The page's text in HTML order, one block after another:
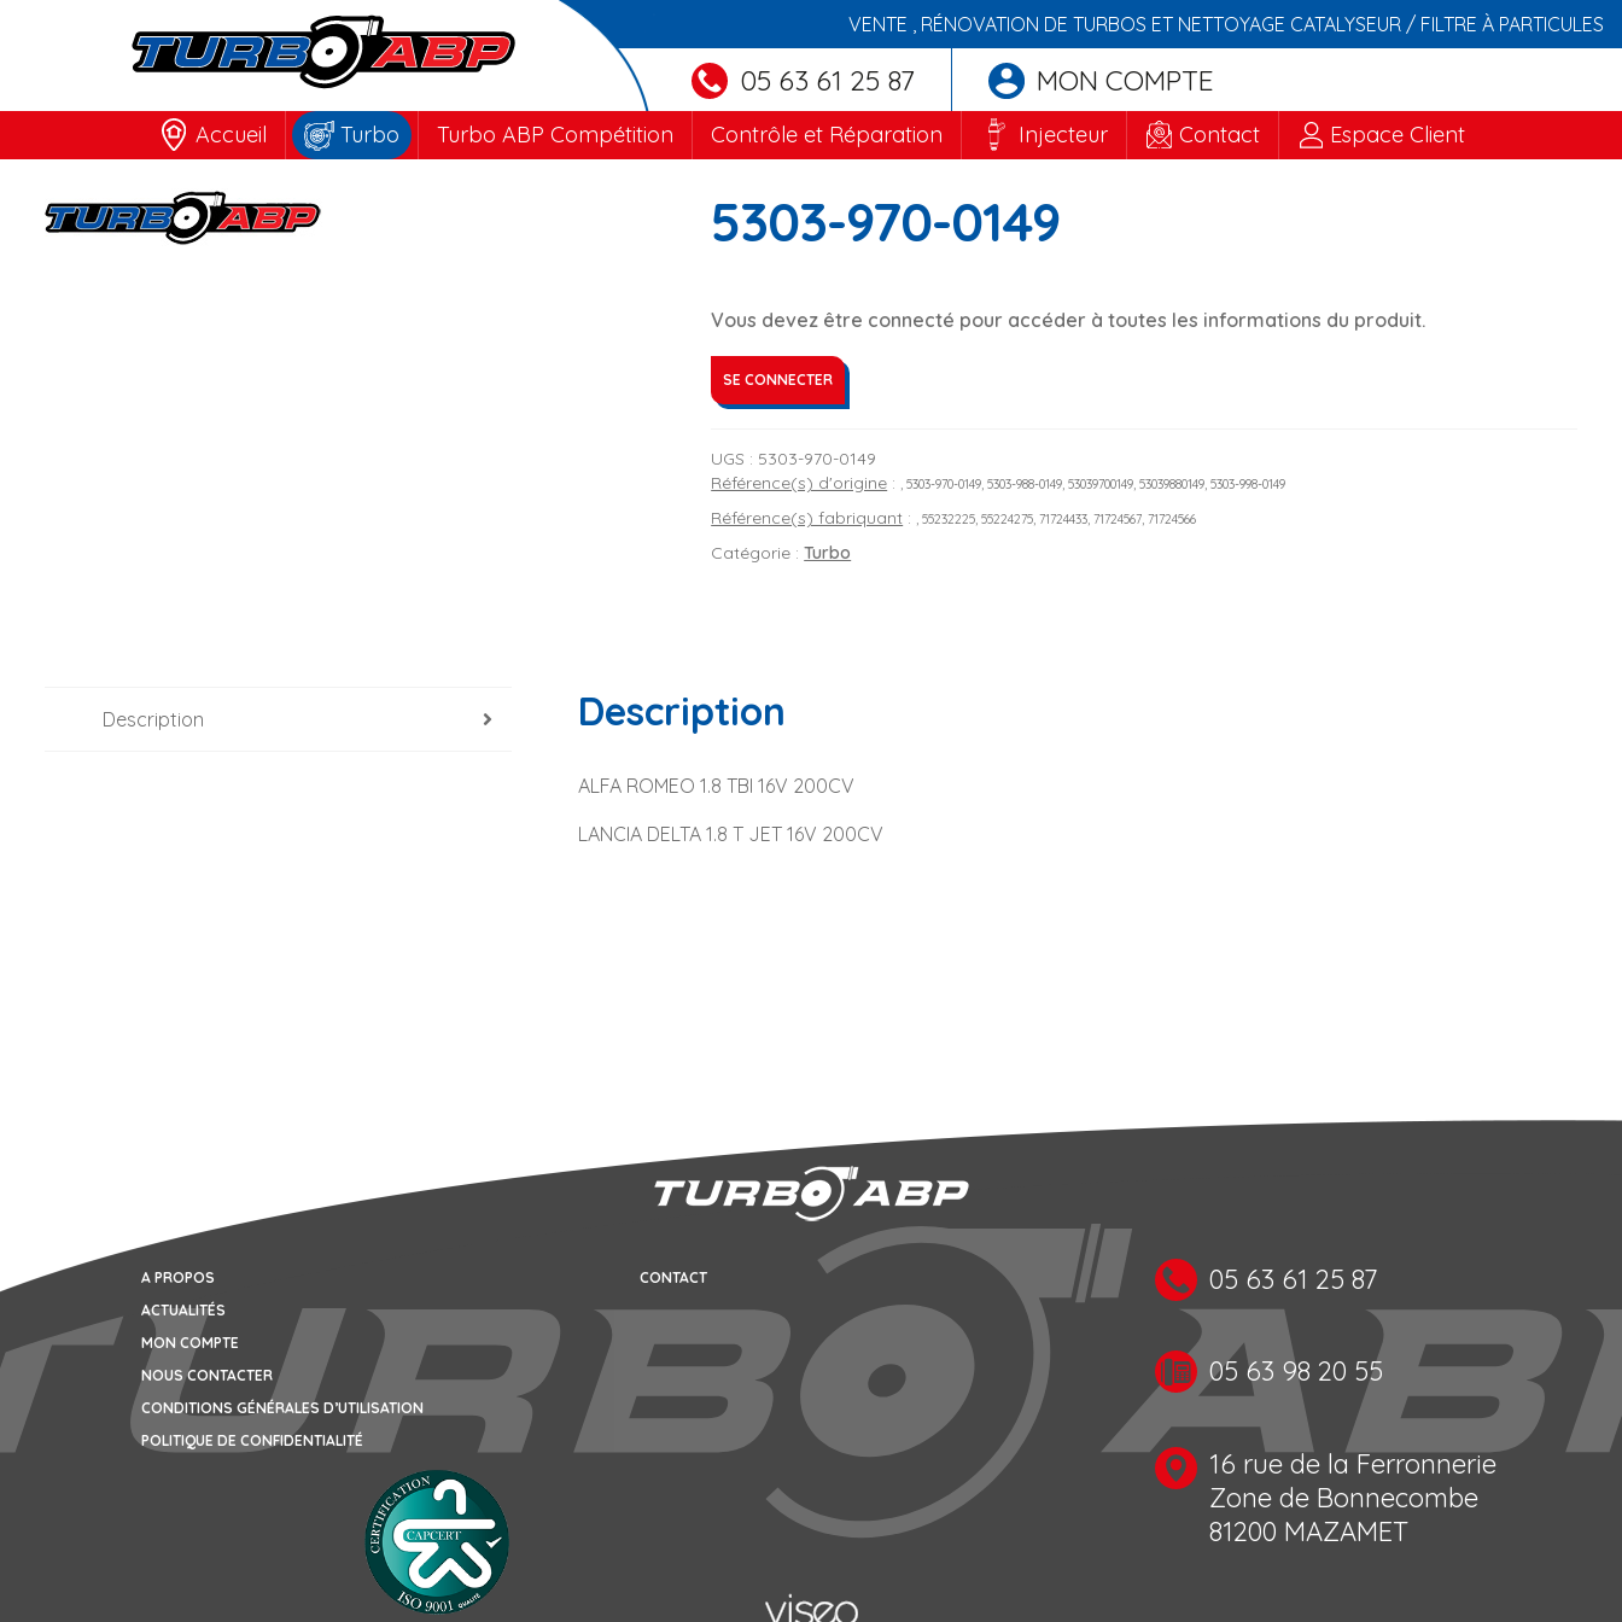
VENTE , RÉNOVATION DE TURBOS ET NETTOYAGE CATALYSEUR / FILTRE À PARTICULES
05 63 61 25 87 MON COMPTE
Accueil Turbo Turbo ABP Compétition Contrôle et Réparation Injecteur Contact Espace Client
5303-970-0149
Vous devez être connecté pour accéder à toutes les informations du produit.
SE CONNECTER
UGS : 5303-970-0149
Référence(s) d'origine : , 5303-970-0149, 5303-988-0149, 53039700149, 53039880149, 5303-998-0149
Référence(s) fabriquant : , 55232225, 55224275, 71724433, 71724567, 71724566
Catégorie :Turbo
Description Description
ALFA ROMEO 1.8 TBI 16V 200CV
LANCIA DELTA 1.8 T JET 16V 200CV
A PROPOS
ACTUALITÉS
MON COMPTE
NOUS CONTACTER
CONDITIONS GÉNÉRALES D’UTILISATION
POLITIQUE DE CONFIDENTIALITÉ
CONTACT 05 63 61 25 87
05 63 98 20 55
16 rue de la Ferronnerie
Zone de Bonnecombe
81200 MAZAMET